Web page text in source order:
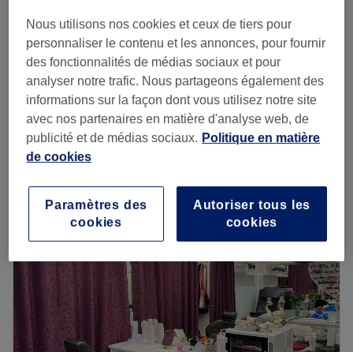
Beauté des pieds, massage et pose
de vernis
35 min - 40 min
à partir de 35 €
Beauté des pieds, massage et pose
de vernis semi-permanent
45 min - 50 min
à partir de 45 €
Je veux en savoir plus
Lundi 10:00–19:30
Mardi
10:00–19:30
Mercredi
10:00–19:30
Jeudi
10:00–19:30
Vendredi
10:00–19:30
Samedi
10:00–19:30
Dimanche
10:00–19:30
L&S BEAUTES est un superbe salon de beauté situé dans
Nous utilisons nos cookies et ceux de tiers pour
personnaliser le contenu et les annonces, pour fournir
des fonctionnalités de médias sociaux et pour
analyser notre trafic. Nous partageons également des
informations sur la façon dont vous utilisez notre site
avec nos partenaires en matière d'analyse web, de
publicité et de médias sociaux. Politique en matière
de cookies
Autoriser tous les
cookies
Paramètres des
cookies